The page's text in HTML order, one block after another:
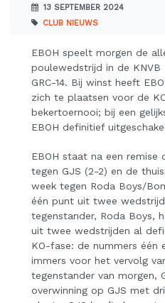
13 SEPTEMBER 2024
CLUB NIEUWS
EBOH speelt morgen de
poulewedstrijd in de KNVB
GRC-14. Bij winst heeft
zich te plaatsen voor de
bekertoernooi; bij een
EBOH definitief
EBOH staat na een remise
tegen GJS (2-2) en de
week tegen Roda Boys/
één punt uit twee
tegenstander, Roda Boys,
uit twee wedstrijden al
KO-fase: de nummers één
immers voor het vervolg
tegenstander van morgen,
overwinning op GJS met